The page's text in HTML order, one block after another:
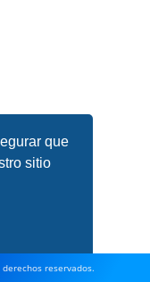
que
sitio
reservados.